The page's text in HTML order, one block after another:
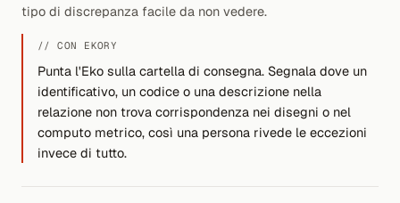
tipo di discrepanza facile da non vedere.
// CON EKORY
Punta l'Eko sulla cartella di consegna. Segnala dove un
identificativo, un codice o una descrizione nella
relazione non trova corrispondenza nei disegni o nel
computo metrico, così una persona rivede le eccezioni
invece di tutto.